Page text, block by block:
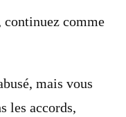
continuez comme
mais vous
les accords,